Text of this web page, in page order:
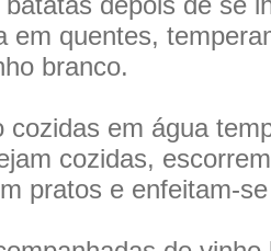
em quentes,
branco.
cozidas em água
cozidas,
pratos e enfeitam-